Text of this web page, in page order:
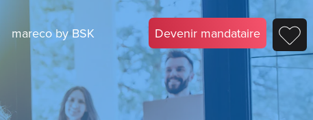
mareco by BSK Devenir mandataire